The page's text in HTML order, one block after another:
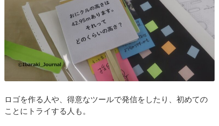
ロゴを作る人や、得意なツールで発信をしたり、初めての
ことにトライする人も。